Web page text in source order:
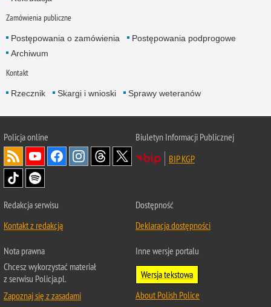
Zamówienia publiczne
Postępowania o zamówienia
Postępowania podprogowe
Archiwum
Kontakt
Rzecznik Skargi i wnioski Sprawy weteranów
Policjaonline
Biuletyn Informacji Publicznej
BIP KGP
Redakcja serwisu
Kontakt z redakcją
Dostępność
Deklaracja dostępności
Nota prawna
Chcesz wykorzystać materiał
z serwisu Policja.pl.
Zapoznaj się z zasadami
Inne wersje portalu
Wersja tekstowa
About Polish Police